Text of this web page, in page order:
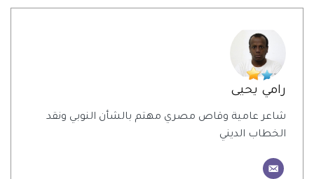
رامي يحيى
شاعر عامية وقاص مصري مهتم بالشأن النوبي ونقد
الخطاب الديني